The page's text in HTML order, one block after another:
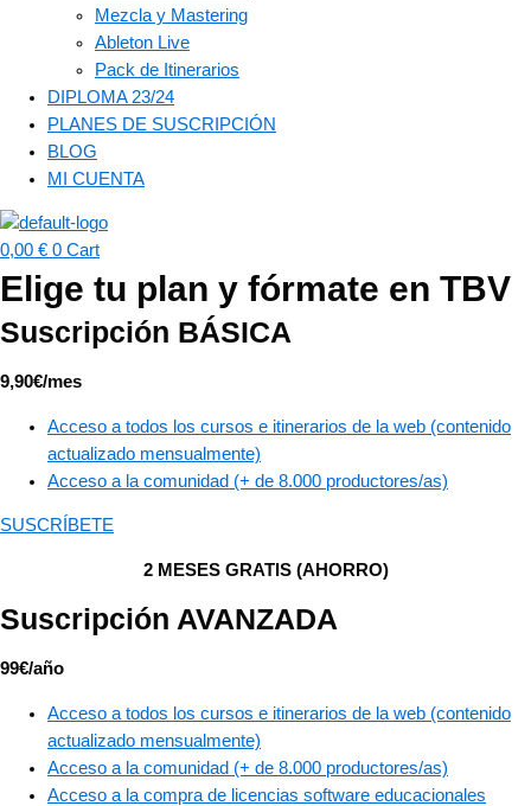
Mezcla y Mastering
Ableton Live
Pack de Itinerarios
DIPLOMA 23/24
PLANES DE SUSCRIPCIÓN
BLOG
MI CUENTA
0,00 € 0 Cart
Elige tu plan y fórmate en TBV
Suscripción BÁSICA
9,90€/mes
Acceso a todos los cursos e itinerarios de la web (contenido
actualizado mensualmente)
Acceso a la comunidad (+ de 8.000 productores/as)
SUSCRÍBETE
2 MESES GRATIS (AHORRO)
Suscripción AVANZADA
99€/año
Acceso a todos los cursos e itinerarios de la web (contenido
actualizado mensualmente)
Acceso a la comunidad (+ de 8.000 productores/as)
Acceso a la compra de licencias software educacionales